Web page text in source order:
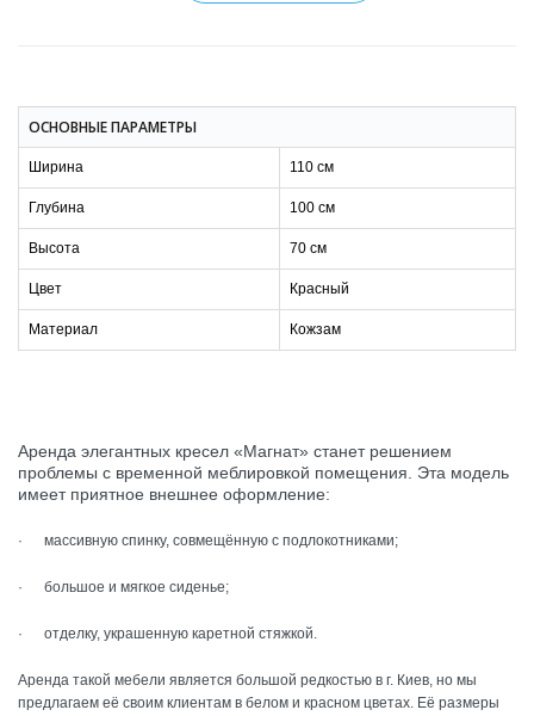
ОСНОВНЫЕ ПАРАМЕТРЫ
Ширина 110 см
Глубина 100 см
Высота 70 см
Цвет Красный
Материал Кожзам
Аренда элегантных кресел «Магнат» станет решением
проблемы с временной меблировкой помещения. Эта модель
имеет приятное внешнее оформление:
· массивную спинку, совмещённую с подлокотниками;
· большое и мягкое сиденье;
· отделку, украшенную каретной стяжкой.
Аренда такой мебели является большой редкостью в г. Киев, но мы
предлагаем её своим клиентам в белом и красном цветах. Её размеры